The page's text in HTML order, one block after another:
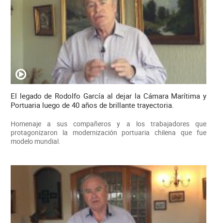
El legado de Rodolfo García al dejar la Cámara Marítima y
Portuaria luego de 40 años de brillante trayectoria.
Homenaje a sus compañeros y a los trabajadores que
protagonizaron la modernización portuaria chilena que fue
modelo mundial.